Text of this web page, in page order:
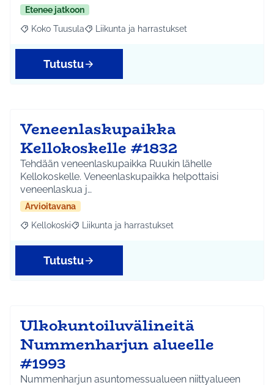
Etenee jatkoon
Rajaa tulokset aihepiirin mukaan: Koko Tuusula
Koko Tuusula Rajaa tulokset teeman mukaan: Liikunta ja
Liikunta ja harrastukset
Tutustu
Veneenlaskupaikka
Kellokoskelle #1832
Tehdään veneenlaskupaikka Ruukin lähelle
Kellokoskelle. Veneenlaskupaikka helpottaisi
veneenlaskua j…
Arvioitavana
Rajaa tulokset aihepiirin mukaan: Kellokoski
Kellokoski Rajaa tulokset teeman mukaan: Liikunta ja
Liikunta ja harrastukset
Tutustu
Ulkokuntoiluvälineitä
Nummenharjun alueelle
#1993
Nummenharjun asuntomessualueen niittyalueen